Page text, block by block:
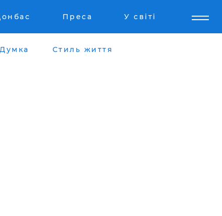
Преса У світі
Думка Стиль життя